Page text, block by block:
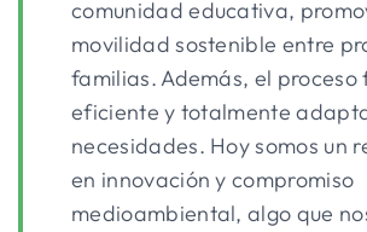
comunidad educativa,
movilidad sostenible entre
familias. Además, el proceso
eficiente y totalmente
necesidades. Hoy somos un
en innovación y compromiso
medioambiental, algo que